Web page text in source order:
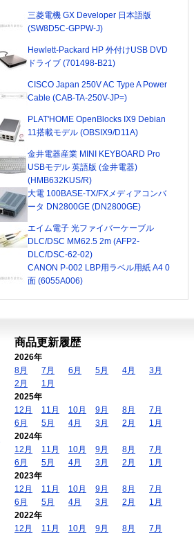
三菱電機 GX Developer 日本語版
(SW8D5C-GPPW-J)
Hewlett-Packard HP 外付けUSB DVD
ドライブ (701498-B21)
CISCO Japan 250V AC Type A Power
Cable (CAB-TA-250V-JP=)
PLAT'HOME OpenBlocks IX9 Debian
11搭載モデル (OBSIX9/D11A)
金井電器産業 MINI KEYBOARD Pro
USBモデル 英語版 (金井電器)
(HMB632KUS/R)
大電 100BASE-TX/FXメディアコンバ
ータ DN2800GE (DN2800GE)
エイム電子 光ファイバーケーブル
DLC/DSC MM62.5 2m (AFP2-
DLC/DSC-62-02)
CANON P-002 LBP用ラベル用紙 A4 0
面 (6055A006)
商品更新履歴
2026年
8月
7月 6月 5月 4月
3月
2月
1月
2025年
12月
11月 10月 9月 8月
7月
6月
5月 4月 3月 2月
1月
2024年
12月
11月 10月 9月 8月
7月
6月
5月 4月 3月 2月
1月
2023年
12月
11月 10月 9月 8月
7月
6月
5月 4月 3月 2月
1月
2022年
12月
11月 10月 9月 8月
7月